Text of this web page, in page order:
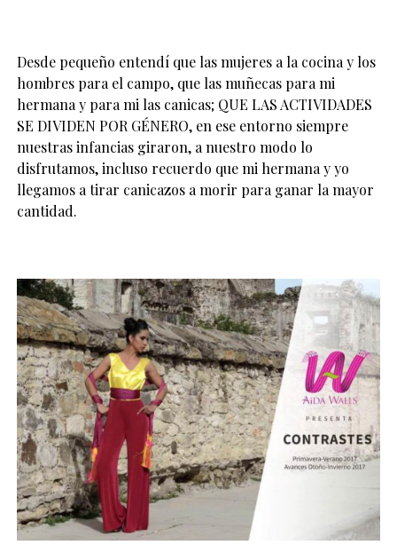
Desde pequeño entendí que las mujeres a la cocina y los
hombres para el campo, que las muñecas para mi
hermana y para mi las canicas; QUE LAS ACTIVIDADES
SE DIVIDEN POR GÉNERO, en ese entorno siempre
nuestras infancias giraron, a nuestro modo lo
disfrutamos, incluso recuerdo que mi hermana y yo
llegamos a tirar canicazos a morir para ganar la mayor
cantidad.